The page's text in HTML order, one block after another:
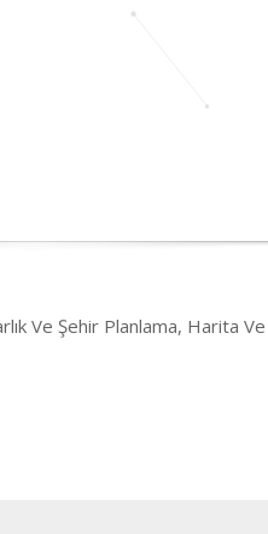
Ve Şehir Planlama, Harita